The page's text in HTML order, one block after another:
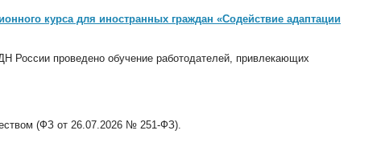
курса для иностранных граждан «Содействие адаптации
России проведено обучение работодателей, привлекающих
(ФЗ от 26.07.2026 № 251-ФЗ).